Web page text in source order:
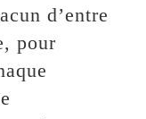
d’entre
pour